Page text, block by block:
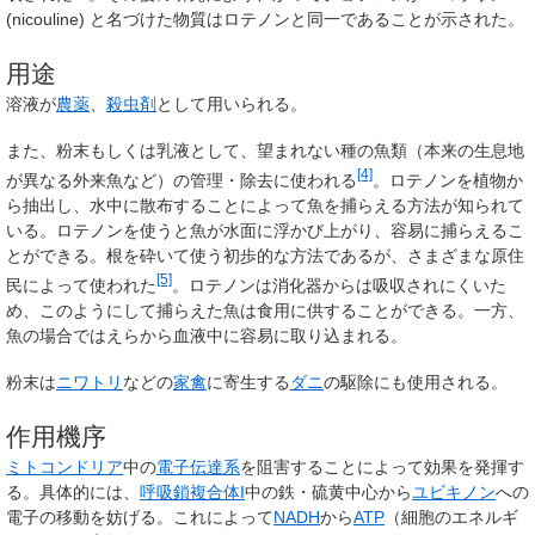
(nicouline) と名づけた物質はロテノンと同一であることが示された。
用途
溶液が農薬 殺虫剤 として用いられる。
また、粉末もしくは乳液として、望まれない種の魚類（本来の生息地
が異なる外来魚など）の管理・除去に使われる [4] 。ロテノンを植物か
ら抽出し、水中に散布することによって魚を捕らえる方法が知られて
いる。ロテノンを使うと魚が水面に浮かび上がり、容易に捕らえるこ
とができる。根を砕いて使う初歩的な方法であるが、さまざまな原住
民によって使われた[5]。ロテノンは消化器からは吸収されにくいた
め、このようにして捕らえた魚は食用に供することができる。一方、
魚の場合ではえらから血液中に容易に取り込まれる。
粉末はニワトリ などの家禽に寄生する ダニの駆除にも使用される。
作用機序
ミトコンドリア中の電子伝達系を阻害することによって効果を発揮す
る。具体的には、 呼吸鎖複合体I中の鉄・硫黄中心からユビキノンへの
電子の移動を妨げる。これによってNADHからATP （細胞のエネルギ